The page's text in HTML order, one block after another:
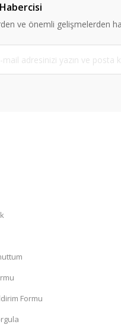
Accent - Era - Getz - Blue
TL
ve önemli gelişmelerden
Formu